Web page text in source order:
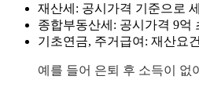
재산세: 공시가격 기준으로
종합부동산세: 공시가격 9억
기초연금, 주거급여: 재산요
예를 들어 은퇴 후 소득이 없